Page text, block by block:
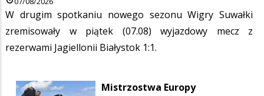
W drugim spotkaniu nowego sezonu Wigry Suwałki
zremisowały w piątek (07.08) wyjazdowy mecz z
rezerwami Jagiellonii Białystok 1:1.
Mistrzostwa Europy